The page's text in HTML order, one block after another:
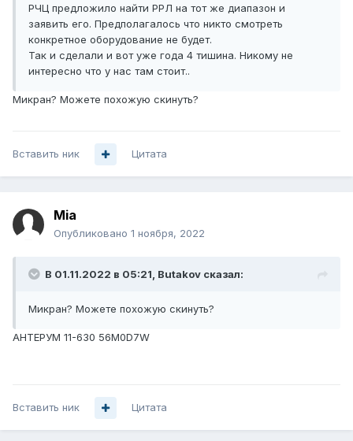
РЧЦ предложило найти РРЛ на тот же диапазон и
заявить его. Предполагалось что никто смотреть
конкретное оборудование не будет.
Так и сделали и вот уже года 4 тишина. Никому не
интересно что у нас там стоит..
Микран? Можете похожую скинуть?
Вставить ник Цитата
Mia
Опубликовано 1 ноября, 2022
В 01.11.2022 в 05:21, Butakov сказал:
Микран? Можете похожую скинуть?
АНТЕРУМ 11-630 56M0D7W
Вставить ник Цитата